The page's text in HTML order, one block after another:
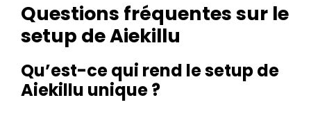
Questions fréquentes sur le
setup de Aiekillu
Qu’est-ce qui rend le setup de
Aiekillu unique ?